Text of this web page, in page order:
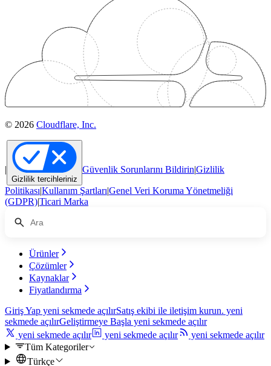
© 2026 Cloudflare, Inc.
|
Gizlilik tercihleriniz
Güvenlik Sorunlarını Bildirin|Gizlilik
Politikası|Kullanım Şartları|Genel Veri Koruma Yönetmeliği
(GDPR)|Ticari Marka
Ürünler
Çözümler
Kaynaklar
Fiyatlandırma
Giriş Yap yeni sekmede açılırSatış ekibi ile iletişim kurun. yeni
sekmede açılırGeliştirmeye Başla yeni sekmede açılır
yeni sekmede açılır
yeni sekmede açılır
yeni sekmede açılır
Tüm Kategoriler
Türkçe